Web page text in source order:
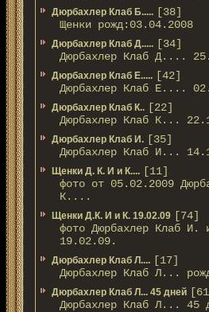
Дюрбахлер Клаб Б..... [38]
Щенки рожд:03.04.2008
Дюрбахлер Клаб Д..... [34]
Дюрбахлер Клаб Д....
Дюрбахлер Клаб Е..... [42]
Дюрбахлер Клаб Е....
Дюрбахлер Клаб К.. [22]
Дюрбахлер Клаб К...
Дюрбахлер Клаб И. [35]
Дюрбахлер Клаб И...
Щенки Д. К. И и К.... [11]
фото от 05.02.2009
К....
Щенки Д.К. И и К. 19.02.09 [74]
фото Дюрбахлер Клаб
19.02.09.
Дюрбахлер Клаб Л.... [17]
Дюрбахлер Клаб Л...
Дюрбахлер Клаб Л... 45 дней
Дюрбахлер Клаб Л... 45